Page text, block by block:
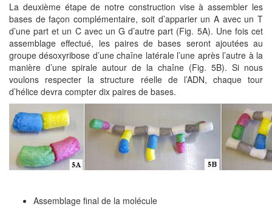
La deuxième étape de notre construction vise à assembler les
bases de façon complémentaire, soit d’apparier un A avec un T
d’une part et un C avec un G d’autre part (Fig. 5A). Une fois cet
assemblage effectué, les paires de bases seront ajoutées au
groupe désoxyribose d’une chaîne latérale l’une après l’autre à la
manière d’une spirale autour de la chaîne (Fig. 5B). Si nous
voulons respecter la structure réelle de l’ADN, chaque tour
d’hélice devra compter dix paires de bases.
Assemblage final de la molécule